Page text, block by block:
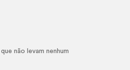
que não levam nenhum